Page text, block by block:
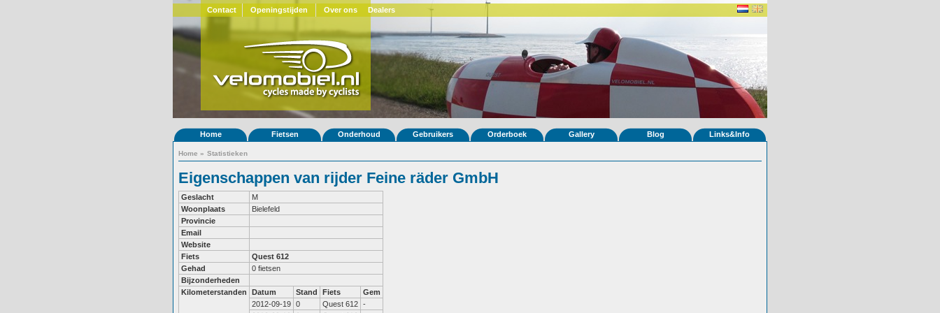
Contact Openingstijden Over ons Dealers
Home Fietsen Onderhoud Gebruikers Orderboek Gallery Blog Links&Info
Home » Statistieken
Eigenschappen van rijder Feine räder GmbH
Geslacht
M
Woonplaats
Bielefeld
Provincie
Email
Website
Fiets
Quest 612
Gehad
0 fietsen
Bijzonderheden
Kilometerstanden
Datum Stand Fiets
Gem
2012-09-19 0 Quest 612 -